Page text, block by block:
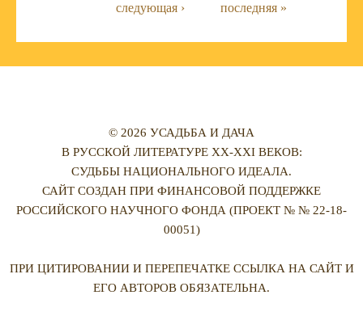
следующая ›
последняя »
© 2026 УСАДЬБА И ДАЧА
В РУССКОЙ ЛИТЕРАТУРЕ XX-XXI ВЕКОВ:
СУДЬБЫ НАЦИОНАЛЬНОГО ИДЕАЛА.
САЙТ СОЗДАН ПРИ ФИНАНСОВОЙ ПОДДЕРЖКЕ
РОССИЙСКОГО НАУЧНОГО ФОНДА (ПРОЕКТ № № 22-18-
00051)
ПРИ ЦИТИРОВАНИИ И ПЕРЕПЕЧАТКЕ ССЫЛКА НА САЙТ И
ЕГО АВТОРОВ ОБЯЗАТЕЛЬНА.